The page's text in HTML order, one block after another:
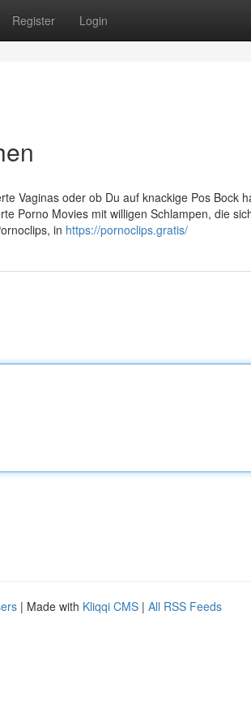
Register Login
Vaginas oder ob Du auf knackige Pos Bock
Porno Movies mit willigen Schlampen, die
in https://pornoclips.gratis/
| Made with Kliqqi CMS | All RSS Feeds